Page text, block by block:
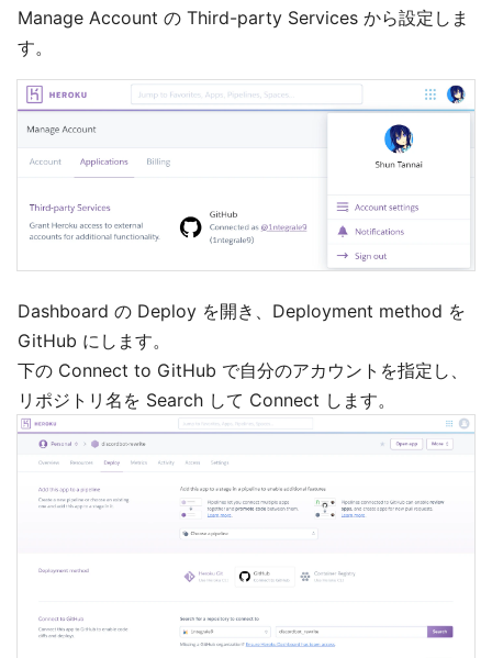
Manage Account の Third-party Services から設定しま
す。
Dashboard の Deploy を開き、Deployment method を
GitHub にします。
下の Connect to GitHub で自分のアカウントを指定し、
リポジトリ名を Search して Connect します。